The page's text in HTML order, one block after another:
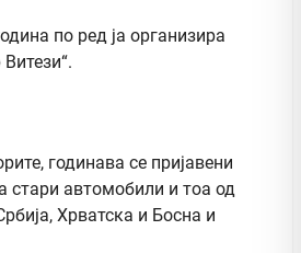
по ред ја организира
годинава се пријавени
стари автомобили и тоа од
Хрватска и Босна и